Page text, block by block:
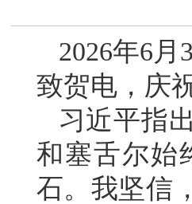
2026年6
致贺电，庆
习近平指
和塞舌尔始
石。我坚信